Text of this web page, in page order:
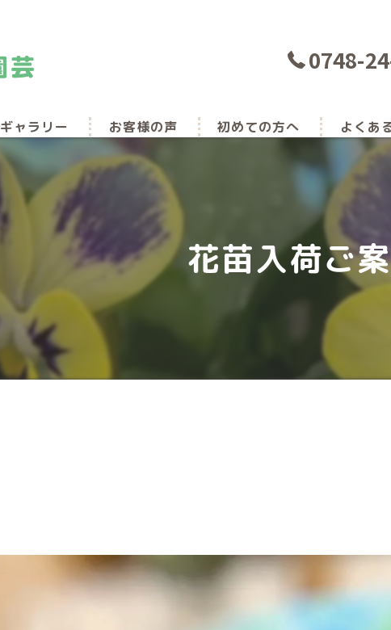
0748-
ギャラリー お客様の声 初めての方へ よくあ
花苗入荷ご